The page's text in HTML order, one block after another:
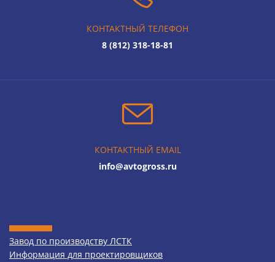
КОНТАКТНЫЙ ТЕЛЕФОН
8 (812) 318-18-81
КОНТАКТНЫЙ EMAIL
info@avtogross.ru
Завод по производству ЛСТК
Информация для проектировщиков